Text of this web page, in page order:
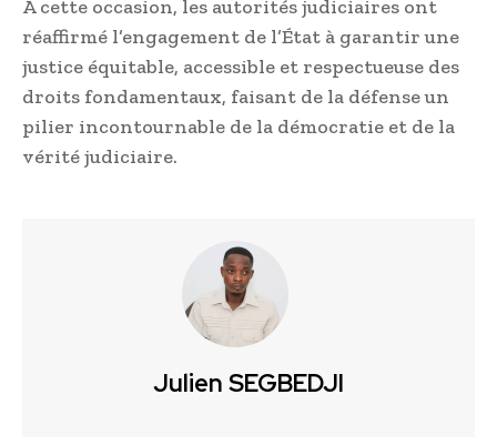
À cette occasion, les autorités judiciaires ont
réaffirmé l’engagement de l’État à garantir une
justice équitable, accessible et respectueuse des
droits fondamentaux, faisant de la défense un
pilier incontournable de la démocratie et de la
vérité judiciaire.
Julien SEGBEDJI